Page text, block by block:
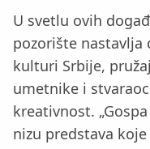
U svetlu ovih
pozorište nastavlja
kulturi Srbije,
umetnike i
kreativnost.
nizu predstava